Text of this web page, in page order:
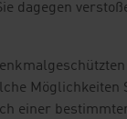
dagegen
Möglichkeiten
einer